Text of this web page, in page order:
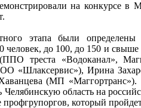
на конкурсе в
этапа были
человек, до 100, до 150 и
треста «Водоканал»,
«Шлаксервис»), Ирина
(МП «Маггортранс»).
Челябинскую область на
профгрупоргов, который